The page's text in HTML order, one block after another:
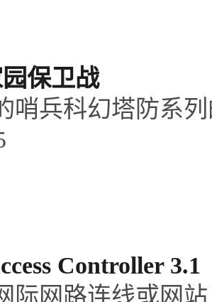
保卫战
哨兵科幻塔防系
Controller 3.1
际网路连线或网站